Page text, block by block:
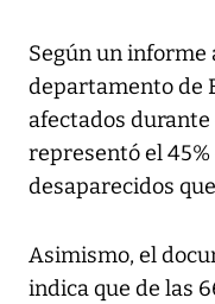
Según un informe
departamento de
afectados
representó el
desaparecidos
Asimismo, el
indica que de las